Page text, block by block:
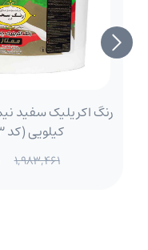
کیلویی (کد 903)
1,983,461